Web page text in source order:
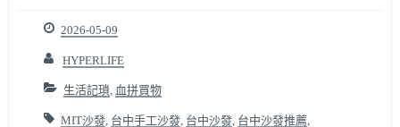
2026-05-09
HYPERLIFE
生活記瑣 血拼買物
MIT沙發, 台中手工沙發, 台中沙發, 台中沙發推薦,